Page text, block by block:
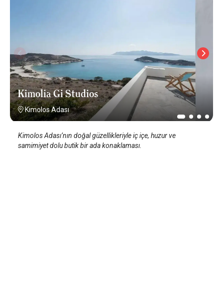
Kimolia Gi Studios
Kimolos Adası
Kimolos Adası’nın doğal güzellikleriyle iç içe, huzur ve
samimiyet dolu butik bir ada konaklaması.